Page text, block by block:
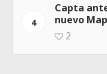
4
Capta
nuevo
2